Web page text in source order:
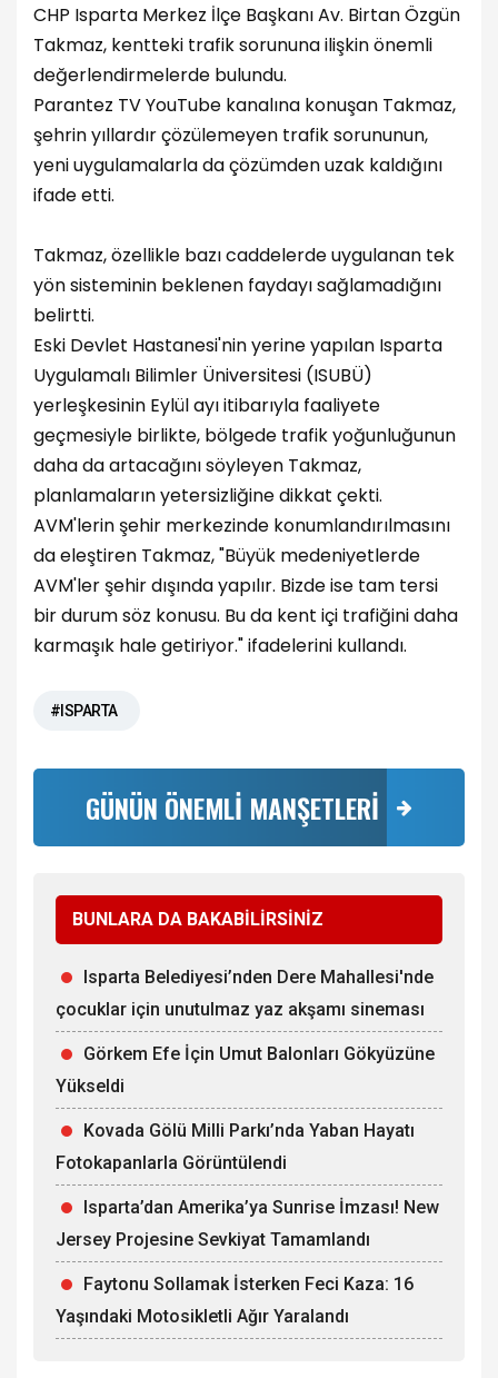
CHP Isparta Merkez İlçe Başkanı Av. Birtan Özgün
Takmaz, kentteki trafik sorununa ilişkin önemli
değerlendirmelerde bulundu.
Parantez TV YouTube kanalına konuşan Takmaz,
şehrin yıllardır çözülemeyen trafik sorununun,
yeni uygulamalarla da çözümden uzak kaldığını
ifade etti.
Takmaz, özellikle bazı caddelerde uygulanan tek
yön sisteminin beklenen faydayı sağlamadığını
belirtti.
Eski Devlet Hastanesi'nin yerine yapılan Isparta
Uygulamalı Bilimler Üniversitesi (ISUBÜ)
yerleşkesinin Eylül ayı itibarıyla faaliyete
geçmesiyle birlikte, bölgede trafik yoğunluğunun
daha da artacağını söyleyen Takmaz,
planlamaların yetersizliğine dikkat çekti.
AVM'lerin şehir merkezinde konumlandırılmasını
da eleştiren Takmaz, "Büyük medeniyetlerde
AVM'ler şehir dışında yapılır. Bizde ise tam tersi
bir durum söz konusu. Bu da kent içi trafiğini daha
karmaşık hale getiriyor." ifadelerini kullandı.
#ISPARTA
GÜNÜN ÖNEMLİ MANŞETLERİ
BUNLARA DA BAKABİLİRSİNİZ
Isparta Belediyesi’nden Dere Mahallesi'nde
çocuklar için unutulmaz yaz akşamı sineması
Görkem Efe İçin Umut Balonları Gökyüzüne
Yükseldi
Kovada Gölü Milli Parkı’nda Yaban Hayatı
Fotokapanlarla Görüntülendi
Isparta’dan Amerika’ya Sunrise İmzası! New
Jersey Projesine Sevkiyat Tamamlandı
Faytonu Sollamak İsterken Feci Kaza: 16
Yaşındaki Motosikletli Ağır Yaralandı